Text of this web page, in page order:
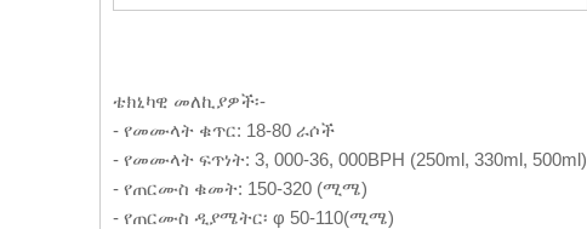
ቴክኒካዊ መለኪያዎች፡-
- የመሙላት ቁጥር: 18-80 ራሶች
- የመሙላት ፍጥነት: 3, 000-36, 000BPH (250ml, 330ml, 500ml)
- የጠርሙስ ቁመት: 150-320 (ሚሜ)
- የጠርሙስ ዲያሜትር፡ φ 50-110(ሚሜ)